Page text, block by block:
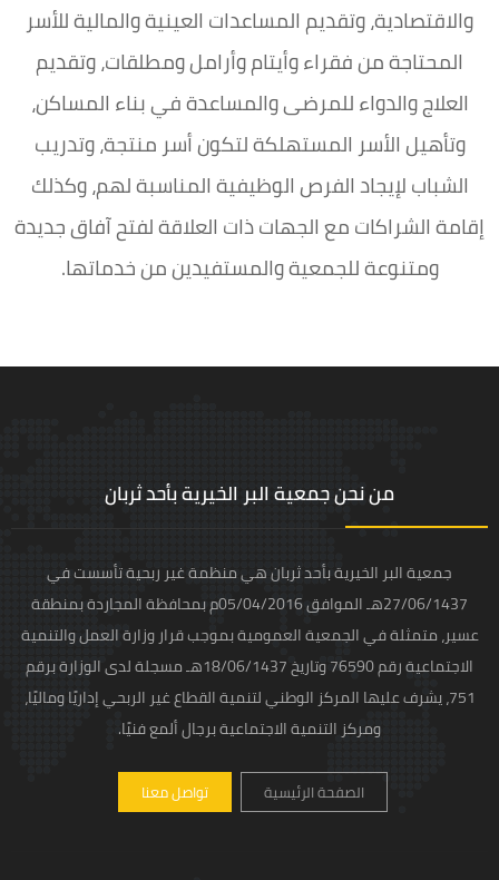
والاقتصادية، وتقديم المساعدات العينية والمالية للأسر
المحتاجة من فقراء وأيتام وأرامل ومطلقات، وتقديم
العلاج والدواء للمرضى والمساعدة في بناء المساكن،
وتأهيل الأسر المستهلكة لتكون أسر منتجة، وتدريب
الشباب لإيجاد الفرص الوظيفية المناسبة لهم، وكذلك
إقامة الشراكات مع الجهات ذات العلاقة لفتح آفاق جديدة
ومتنوعة للجمعية والمستفيدين من خدماتها.
من نحن جمعية البر الخيرية بأحد ثربان
جمعية البر الخيرية بأحد ثربان هي منظمة غير ربحية تأسست في
27/06/1437هـ الموافق 05/04/2016م بمحافظة المجاردة بمنطقة
عسير، متمثلة في الجمعية العمومية بموجب قرار وزارة العمل والتنمية
الاجتماعية رقم 76590 وتاريخ 18/06/1437هـ مسجلة لدى الوزارة برقم
751، يشرف عليها المركز الوطني لتنمية القطاع غير الربحي إداريًا وماليًا،
ومركز التنمية الاجتماعية برجال ألمع فنيًا.
الصفحة الرئيسية تواصل معنا